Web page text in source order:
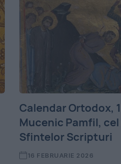
Calendar Ortodox,
Mucenic Pamfil,
Sfintelor Scripturi
16 FEBRUARIE 2026